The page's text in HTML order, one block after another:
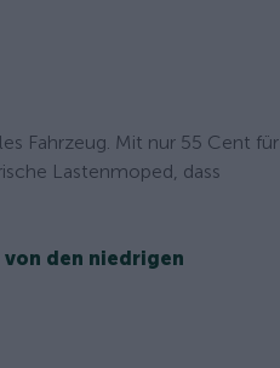
Fahrzeug. Mit nur 55 Cent für
Lastenmoped, dass
von den niedrigen